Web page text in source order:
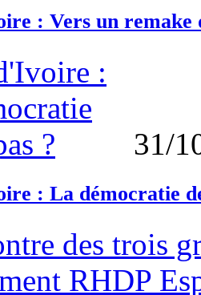
: Vers un remake
31/
: La démocratie